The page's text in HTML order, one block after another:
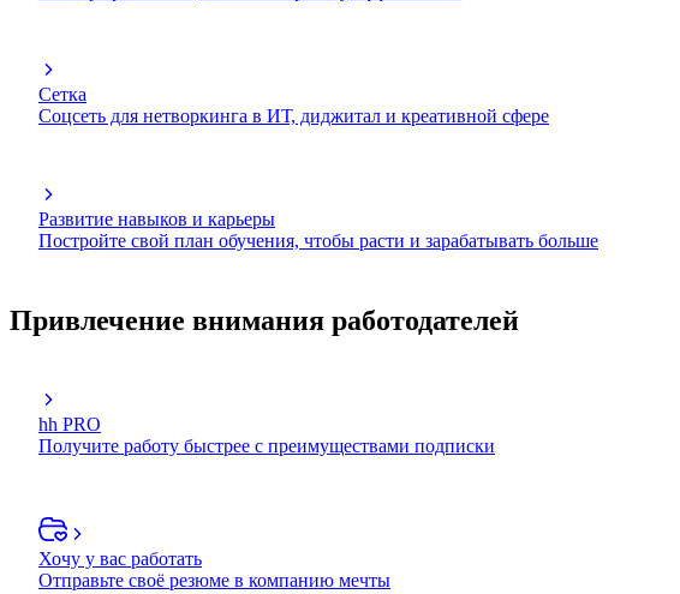
Сетка
Соцсеть для нетворкинга в ИТ, диджитал и креативной сфере
Развитие навыков и карьеры
Постройте свой план обучения, чтобы расти и зарабатывать больше
Привлечение внимания работодателей
hh PRO
Получите работу быстрее с преимуществами подписки
Хочу у вас работать
Отправьте своё резюме в компанию мечты